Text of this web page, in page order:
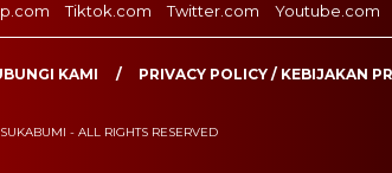
Tiktok.com Twitter.com Youtube.com
KAMI PRIVACY POLICY / KEBIJAKAN
- ALL RIGHTS RESERVED